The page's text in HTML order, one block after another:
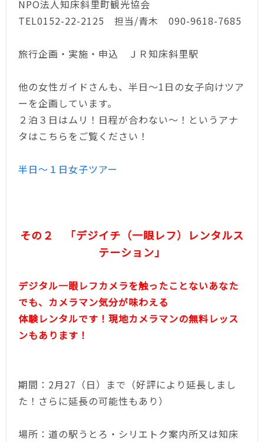
NPO法人知床斜里町観光協会
TEL0152-22-2125 担当/青木 090-9618-7685
旅行企画・実施・申込 ＪＲ知床斜里駅
他の女性ガイドさんも、半日～1日の女子向けツア
ーを企画しています。
２泊３日はムリ！日程が合わない～！というアナ
タはこちらをご覧ください！
半日～１日女子ツアー
その２
「デジイチ（一眼レフ）レンタルス
テーション」
デジタル一眼レフカメラを触ったことないあなた
でも、カメラマン気分が味わえる
体験レンタルです！現地カメラマンの無料レッス
ンもあります！
期間： 2月27（日）まで（好評により延長しまし
た！さらに延長の可能性もあり）
場所：道の駅うとろ・シリエトク案内所又は知床